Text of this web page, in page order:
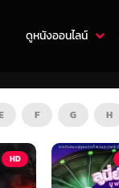
ดูหนังออนไลน์
F G H
ZOOM